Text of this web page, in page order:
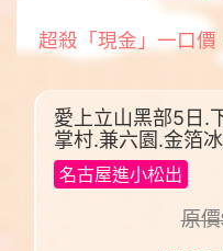
超殺「現金」一口價
愛上立山黑部5日.
掌村.兼六園.金箔
名古屋進小松出
原